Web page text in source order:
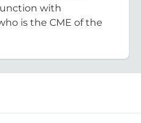
with
is the CME of the